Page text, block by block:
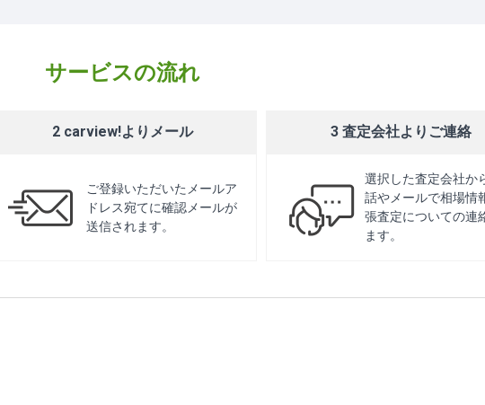
サービスの流れ
2 carview!よりメール
ご登録いただいたメールア
ドレス宛てに確認メールが
送信されます。
3 査定会社よりご連絡
選択した査定会社か
話やメールで相場情
張査定についての連
ます。